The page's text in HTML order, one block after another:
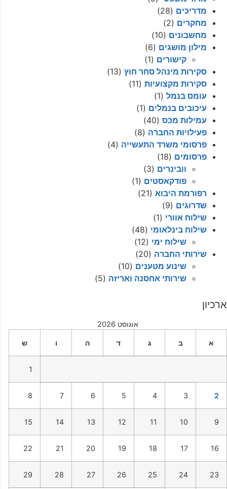
מדריכים (28)
מחקרים (2)
מחשבונים (10)
מילון מושגים (6)
קישורים (1)
סקירות מינהל סחר חוץ (13)
סקירות מקצועיות (11)
עומס בנמל (1)
עיכובים בנמלים (1)
עמילות מכס (40)
פעילויות החברה (8)
פרסומי משרד התעשייה (4)
פרסומים (18)
וובינרים (3)
פודקאסטים (1)
רפורמת היבוא (21)
שדרוגים (9)
שילוח אוורי (1)
שילוח בינלאומי (48)
שילוח ימי (12)
שירותי החברה (20)
שינוע מטענים (10)
שירותי אחסנה ואריזה (5)
ארכיון
אוגוסט 2026
א ב ג ד ה ו ש
1
2
3
4
5
6
7
8
9
10
11
12
13
14
15
16
17
18
19
20
21
22
23
24
25
26
27
28
29